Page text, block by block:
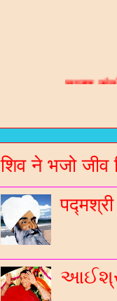
जनरल
चारणी
नंबर
शिव ने भजो जीव